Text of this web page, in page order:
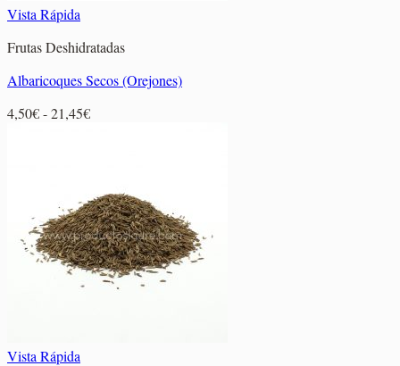
Vista Rápida
Frutas Deshidratadas
Albaricoques Secos (Orejones)
4,50€-21,45€Rango
hasta
21,45€
Vista Rápida